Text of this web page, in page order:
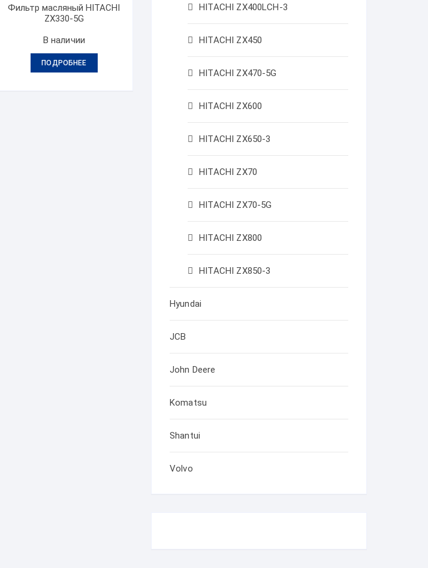
Фильтр масляный HITACHI
ZX330-5G
В наличии
ПОДРОБНЕЕ
HITACHI ZX400LCH-3
HITACHI ZX450
HITACHI ZX470-5G
HITACHI ZX600
HITACHI ZX650-3
HITACHI ZX70
HITACHI ZX70-5G
HITACHI ZX800
HITACHI ZX850-3
Hyundai
JCB
John Deere
Komatsu
Shantui
Volvo